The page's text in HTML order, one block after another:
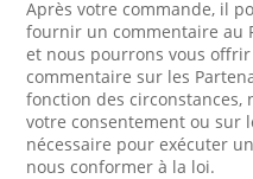
Après votre commande, il
fournir un commentaire au
et nous pourrons vous
commentaire sur les
fonction des circonstances,
votre consentement ou sur
nécessaire pour exécuter
nous conformer à la loi.